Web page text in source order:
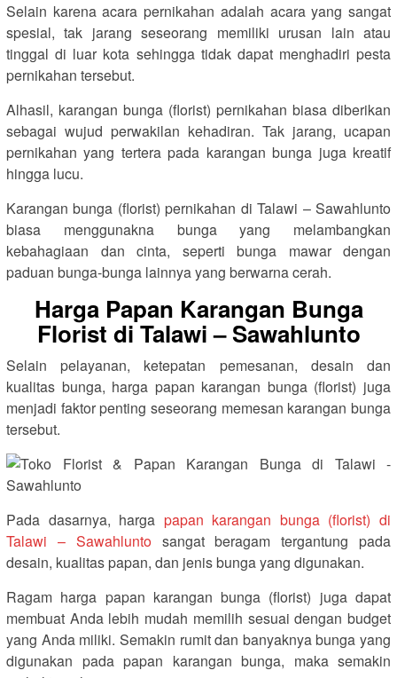
Selain karena acara pernikahan adalah acara yang sangat
spesial, tak jarang seseorang memiliki urusan lain atau
tinggal di luar kota sehingga tidak dapat menghadiri pesta
pernikahan tersebut.
Alhasil, karangan bunga (florist) pernikahan biasa diberikan
sebagai wujud perwakilan kehadiran. Tak jarang, ucapan
pernikahan yang tertera pada karangan bunga juga kreatif
hingga lucu.
Karangan bunga (florist) pernikahan di Talawi – Sawahlunto
biasa menggunakna bunga yang melambangkan
kebahagiaan dan cinta, seperti bunga mawar dengan
paduan bunga-bunga lainnya yang berwarna cerah.
Harga Papan Karangan Bunga
Florist di Talawi – Sawahlunto
Selain pelayanan, ketepatan pemesanan, desain dan
kualitas bunga, harga papan karangan bunga (florist) juga
menjadi faktor penting seseorang memesan karangan bunga
tersebut.
Pada dasarnya, harga papan karangan bunga (florist) di
Talawi – Sawahluntosangat beragam tergantung pada
desain, kualitas papan, dan jenis bunga yang digunakan.
Ragam harga papan karangan bunga (florist) juga dapat
membuat Anda lebih mudah memilih sesuai dengan budget
yang Anda miliki. Semakin rumit dan banyaknya bunga yang
digunakan pada papan karangan bunga, maka semakin